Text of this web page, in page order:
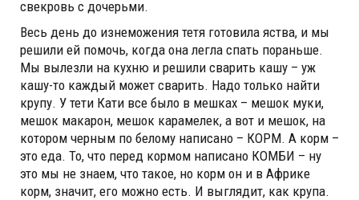
свекровь с дочерьми.
Весь день до изнеможения тетя готовила яства, и мы
решили ей помочь, когда она легла спать пораньше.
Мы вылезли на кухню и решили сварить кашу – уж
кашу-то каждый может сварить. Надо только найти
крупу. У тети Кати все было в мешках – мешок муки,
мешок макарон, мешок карамелек, а вот и мешок, на
котором черным по белому написано – КОРМ. А корм –
это еда. То, что перед кормом написано КОМБИ – ну
это мы не знаем, что такое, но корм он и в Африке
корм, значит, его можно есть. И выглядит, как крупа.